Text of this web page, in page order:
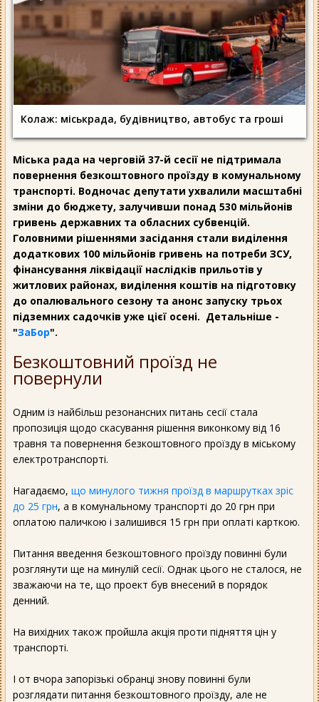
Колаж: міськрада, будівництво, автобус та гроші
Міська рада на черговій 37-й сесії не підтримала
повернення безкоштовного проїзду в комунальному
транспорті. Водночас депутати ухвалили масштабні
зміни до бюджету, залучивши понад 530 мільйонів
гривень державних та обласних субвенцій.
Головними рішеннями засідання стали виділення
додаткових 100 мільйонів гривень на потреби ЗСУ,
фінансування ліквідації наслідків прильотів у
житлових районах, виділення коштів на підготовку
до опалювального сезону та анонс запуску трьох
підземних садочків уже цієї осені. Детальніше -
"ЗаБор".
Безкоштовний проїзд не
повернули
Одним із найбільш резонансних питань сесії стала
пропозиція щодо скасування рішення виконкому від 16
травня та повернення безкоштовного проїзду в міському
електротранспорті.
Нагадаємо, що минулого тижня проїзд в маршрутках зріс
до 25 грн, а в комунальному транспорті до 20 грн при
оплатою паличкою і залишився 15 грн при оплаті карткою.
Питання введення безкоштовного проїзду повинні були
розглянути ще на минулій сесії. Однак цього не сталося, не
зважаючи на те, що проект був внесений в порядок
денний.
На вихідних також пройшла акція проти підняття цін у
транспорті.
І от вчора запорізькі обранці знову повинні були
розглядати питання безкоштовного проїзду, але не